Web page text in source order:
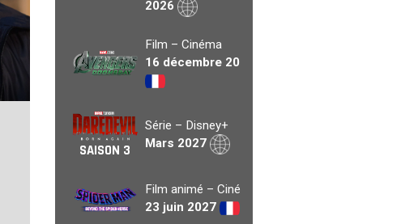
2026
Film – Cinéma
16 décembre 2026
SAISON 3
Série – Disney+
Mars 2027
Film animé – Cinéma
23 juin 2027